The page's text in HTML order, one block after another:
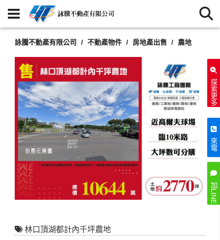
探索更多
來電
加LINE
詠騰不動產有限公司 不動產物件 房地產出售 農地
林口頂湖都計內千坪農地